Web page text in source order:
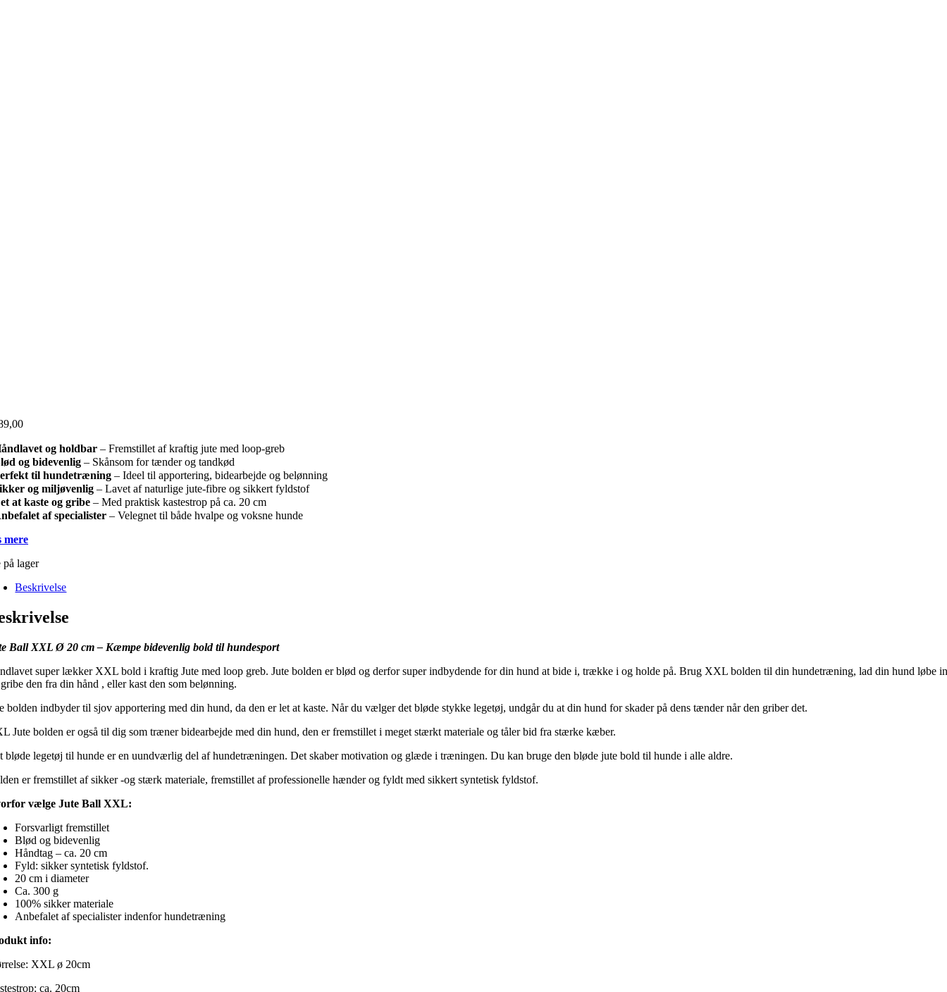
og holdbar – Fremstillet af kraftig jute med loop-greb
og bidevenlig – Skånsom for tænder og tandkød
til hundetræning – Ideel til apportering, bidearbejde og belønning
og miljøvenlig – Lavet af naturlige jute-fibre og sikkert fyldstof
at kaste og gribe – Med praktisk kastestrop på ca. 20 cm
af specialister – Velegnet til både hvalpe og voksne hunde
mere
på lager
Beskrivelse
Ball XXL Ø 20 cm – Kæmpe bidevenlig bold til hundesport
super lækker XXL bold i kraftig Jute med loop greb. Jute bolden er blød og derfor super indbydende for din hund at bide i, trække i og holde på. Brug XXL bolden til din hundetræning, lad din hund løbe
den fra din hånd , eller kast den som belønning.
bolden indbyder til sjov apportering med din hund, da den er let at kaste. Når du vælger det bløde stykke legetøj, undgår du at din hund for skader på dens tænder når den griber det.
Jute bolden er også til dig som træner bidearbejde med din hund, den er fremstillet i meget stærkt materiale og tåler bid fra stærke kæber.
bløde legetøj til hunde er en uundværlig del af hundetræningen. Det skaber motivation og glæde i træningen. Du kan bruge den bløde jute bold til hunde i alle aldre.
er fremstillet af sikker -og stærk materiale, fremstillet af professionelle hænder og fyldt med sikkert syntetisk fyldstof.
vælge Jute Ball XXL:
Forsvarligt fremstillet
Blød og bidevenlig
Håndtag – ca. 20 cm
Fyld: sikker syntetisk fyldstof.
20 cm i diameter
Ca. 300 g
100% sikker materiale
Anbefalet af specialister indenfor hundetræning
info:
XXL ø 20cm
ca. 20cm